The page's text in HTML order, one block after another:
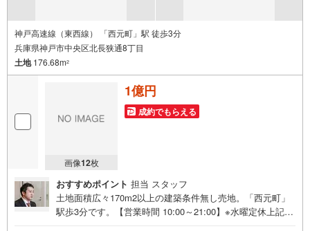
神戸高速線（東西線） 「西元町」駅 徒歩3分
兵庫県神戸市中央区北長狭通8丁目
土地176.68m2
画像12枚
1億円
成約でもらえる
おすすめポイント 担当 スタッフ
土地面積広々170m2以上の建築条件無し売地。「西元町」
駅歩3分です。【営業時間 10:00～21:00】※水曜定休上記時